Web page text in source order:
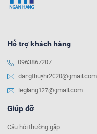
Hỗ trợ khách hàng
0963867207
dangthuyhr2020@gmail.com
legiang127@gmail.com
Giúp đỡ
Câu hỏi thường gặp